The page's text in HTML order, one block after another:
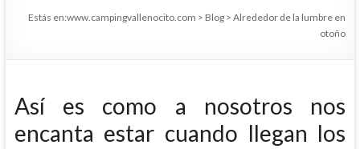
Estás en:www.campingvallenocito.com > Blog >Alrededor de la lumbre en
otoño
Así es como a nosotros nos
encanta estar cuando llegan los